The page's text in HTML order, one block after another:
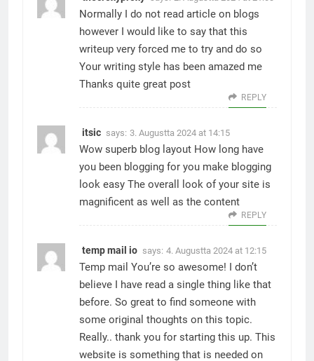
Normally I do not read article on blogs
however I would like to say that this
writeup very forced me to try and do so
Your writing style has been amazed me
Thanks quite great post
REPLY
itsic says: 3. Augustta 2024 at 14:15
Wow superb blog layout How long have
you been blogging for you make blogging
look easy The overall look of your site is
magnificent as well as the content
REPLY
temp mail io says: 4. Augustta 2024 at 12:15
Temp mail You’re so awesome! I don’t
believe I have read a single thing like that
before. So great to find someone with
some original thoughts on this topic.
Really.. thank you for starting this up. This
website is something that is needed on